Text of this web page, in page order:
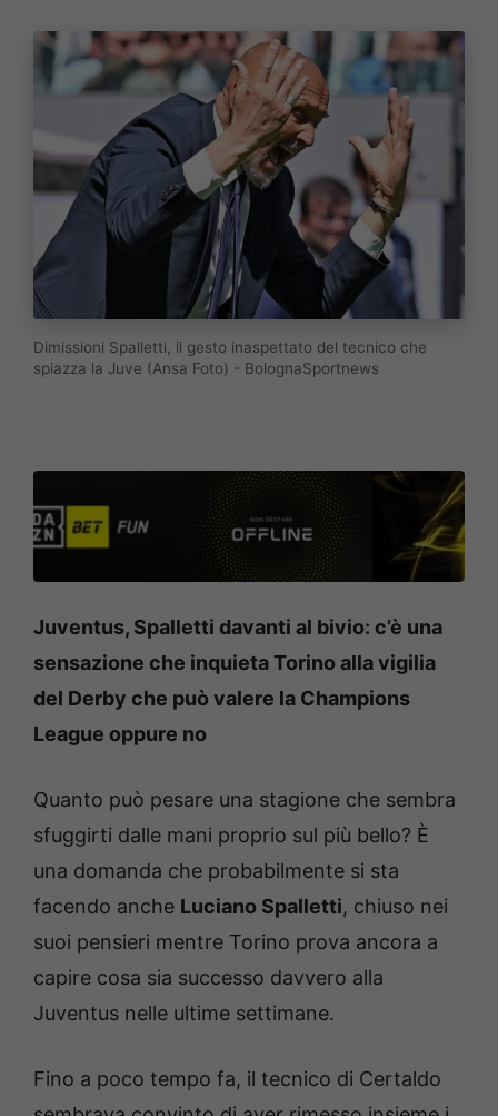
Dimissioni Spalletti, il gesto inaspettato del tecnico che
spiazza la Juve (Ansa Foto) - BolognaSportnews
Juventus, Spalletti davanti al bivio: c’è una
sensazione che inquieta Torino alla vigilia
del Derby che può valere la Champions
League oppure no
Quanto può pesare una stagione che sembra
sfuggirti dalle mani proprio sul più bello? È
una domanda che probabilmente si sta
facendo anche Luciano Spalletti, chiuso nei
suoi pensieri mentre Torino prova ancora a
capire cosa sia successo davvero alla
Juventus nelle ultime settimane.
Fino a poco tempo fa, il tecnico di Certaldo